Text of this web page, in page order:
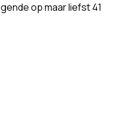
op maar liefst 41